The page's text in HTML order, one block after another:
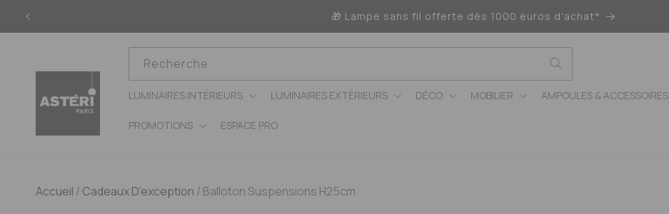
passer
🎁 Lampe sans fil offerte dès 1000 euros d'achat*
Recherche
LUMINAIRES INTÉRIEURS LUMINAIRES EXTÉRIEURS DÉCO MOBILIER AMPOULES & ACCESSOIRES
PROMOTIONS ESPACE PRO
Accueil / Cadeaux D'exception / Balloton Suspensions H25cm